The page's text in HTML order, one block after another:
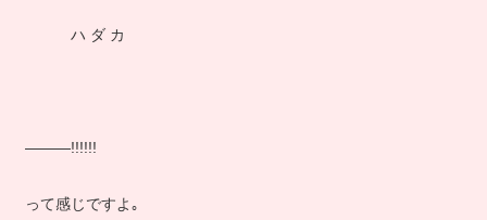
ハ ダ カ
―――!!!!!!
って感じですよ｡